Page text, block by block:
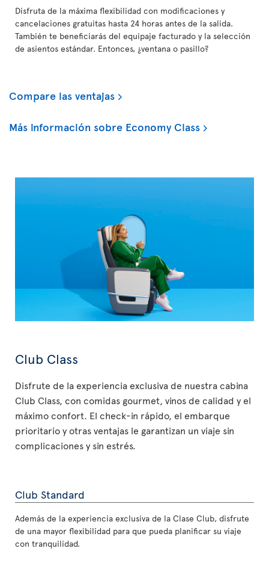
Disfruta de la máxima flexibilidad con modificaciones y
cancelaciones gratuitas hasta 24 horas antes de la salida.
También te beneficiarás del equipaje facturado y la selección
de asientos estándar. Entonces, ¿ventana o pasillo?
Compare las ventajas
Más información sobre Economy Class
Club Class
Disfrute de la experiencia exclusiva de nuestra cabina
Club Class, con comidas gourmet, vinos de calidad y el
máximo confort. El check-in rápido, el embarque
prioritario y otras ventajas le garantizan un viaje sin
complicaciones y sin estrés.
Club Standard
Además de la experiencia exclusiva de la Clase Club, disfrute
de una mayor flexibilidad para que pueda planificar su viaje
con tranquilidad.